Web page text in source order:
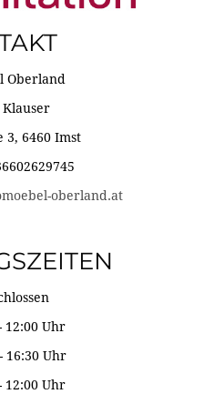
Oberland
Klauser
3, 6460 Imst
oberland.at
Uhr
Uhr
12:00 Uhr